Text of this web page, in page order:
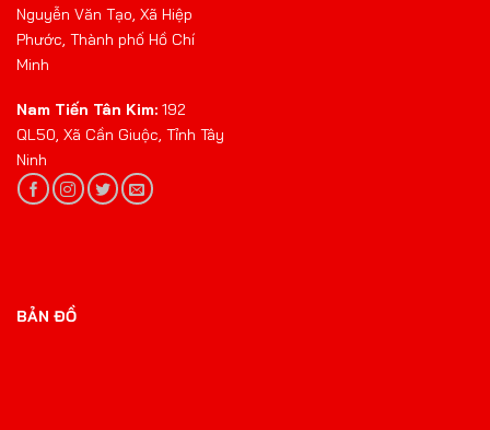
Nguyễn Văn Tạo, Xã Hiệp
Phước, Thành phố Hồ Chí
Minh
Nam Tiến Tân Kim: 192
QL50, Xã Cần Giuộc, Tỉnh Tây
Ninh
BẢN ĐỒ